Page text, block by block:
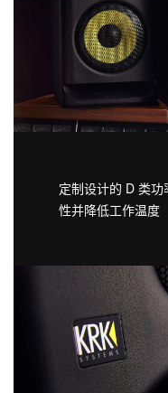
定制设计的 D 类
性并降低工作温度